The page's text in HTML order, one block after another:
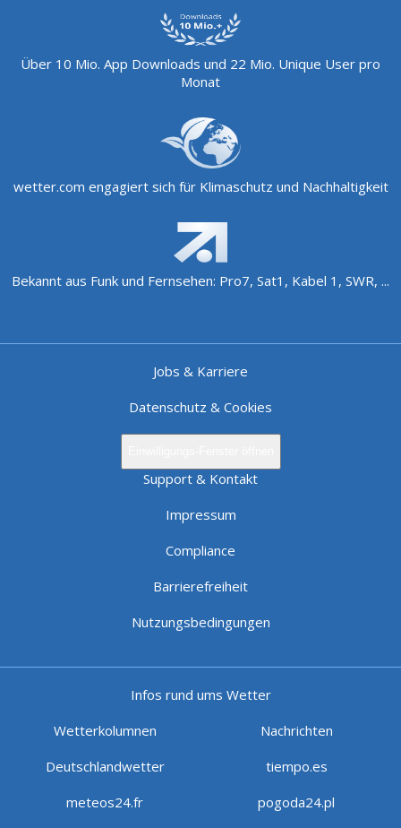
Über 10 Mio. App Downloads und 22 Mio. Unique User pro
Monat
wetter.com engagiert sich für Klimaschutz und Nachhaltigkeit
Bekannt aus Funk und Fernsehen: Pro7, Sat1, Kabel 1, SWR, ...
Jobs & Karriere
Datenschutz & Cookies
Support & Kontakt
Impressum
Compliance
Barrierefreiheit
Nutzungsbedingungen
Infos rund ums Wetter
Wetterkolumnen
Nachrichten
Deutschlandwetter
tiempo.es
meteos24.fr
pogoda24.pl